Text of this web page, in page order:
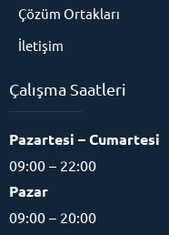
Çözüm Ortakları
İletişim
Çalışma Saatleri
Pazartesi – Cumartesi
09:00 – 22:00
Pazar
09:00 – 20:00